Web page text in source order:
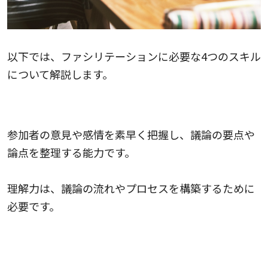
以下では、ファシリテーションに必要な4つのスキル
について解説します。
参加者の意見や感情を素早く把握し、議論の要点や
論点を整理する能力です。
理解力は、議論の流れやプロセスを構築するために
必要です。